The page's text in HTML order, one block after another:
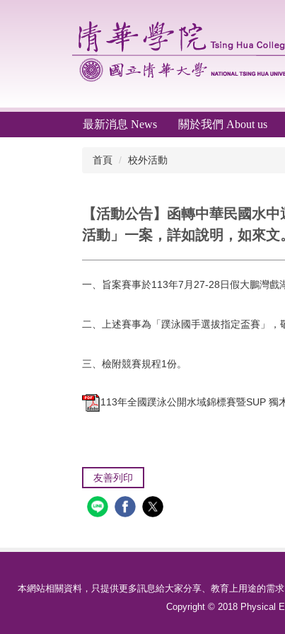
最新消息 News 關於我們 About us
首頁 校外活動
【活動公告】函轉中華民國水
活動」一案，詳如說明，如來文
一、旨案賽事於113年7月27-28日假大鵬灣戲
二、上述賽事為「蹼泳國手選拔指定盃賽」，
三、檢附競賽規程1份。
113年全國蹼泳公開水域錦標賽暨SUP
友善列印
本網站相關資料，只提供更多訊息給大家分享、教育上用途的需
Copyright © 2018 Physical